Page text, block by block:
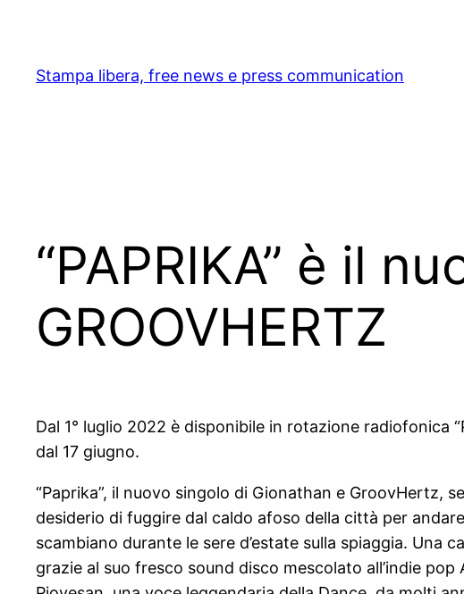
content
Stampa libera, free news e press communication
“PAPRIKA” è il
GROOVHERTZ
Dal 1° luglio 2022 è disponibile in rotazione radiofonica
dal 17 giugno.
“Paprika”, il nuovo singolo di Gionathan e GroovHertz,
desiderio di fuggire dal caldo afoso della città per
scambiano durante le sere d’estate sulla spiaggia. Una
grazie al suo fresco sound disco mescolato all’indie